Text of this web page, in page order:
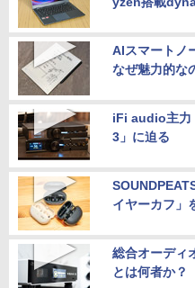
AIスマートノ
なぜ魅力的な
iFi audio主力
3」に迫る
イヤーカフ」
総合オーディ
とは何者か？